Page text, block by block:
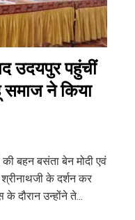
उदयपुर पहुंचीं
समाज ने किया
की बहन बसंता बेन मोदी एवं
के दर्शन कर
दौरान उन्होंने ते...